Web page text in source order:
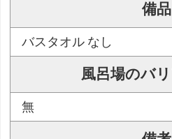
備品
バスタオル なし
風呂場のバ
無